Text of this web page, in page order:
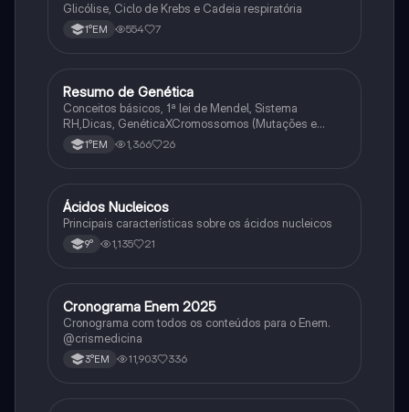
Glicólise, Ciclo de Krebs e Cadeia respiratória
1°EM 554 7
Biologia
Resumo de Genética
Conceitos básicos, 1ª lei de Mendel, Sistema
RH,Dicas, GenéticaXCromossomos (Mutações e
Variações Genéticas).
1°EM 1,366 26
Biologia
Ácidos Nucleicos
Principais características sobre os ácidos nucleicos
9° 1,135 21
Matematica
Cronograma Enem 2025
Cronograma com todos os conteúdos para o Enem.
@crismedicina
3°EM 11,903 336